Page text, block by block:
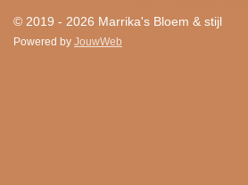
© 2019 - 2026 Marrika's Bloem & stijl
Powered by JouwWeb